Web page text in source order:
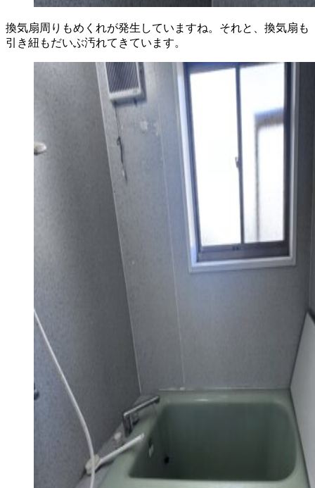
換気扇周りもめくれが発生していますね。それと、換気扇も
引き紐もだいぶ汚れてきています。